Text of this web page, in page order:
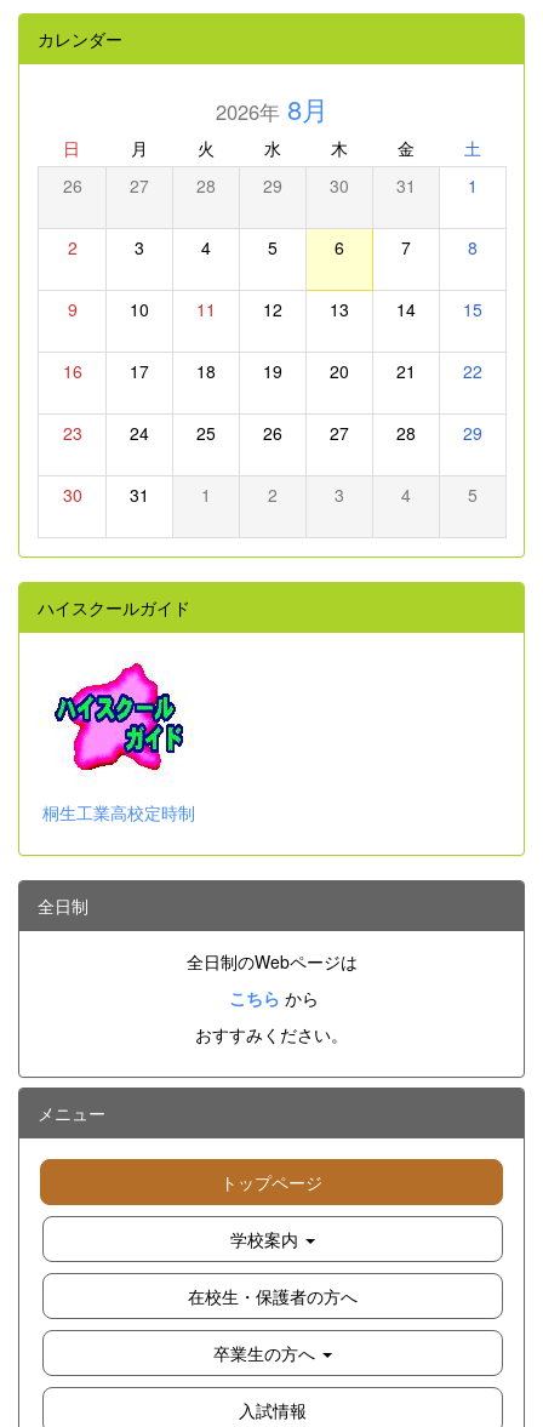
カレンダー
2026年8月
日 月 火 水 木 金 土
26 27 28 29 30 31 1
2 3 4 5 6 7 8
9 10 11 12 13 14 15
16 17 18 19 20 21 22
23 24 25 26 27 28 29
30 31 1 2 3 4 5
ハイスクールガイド
桐生工業高校定時制
全日制
全日制のWebページは
こちら から
おすすみください。
メニュー
トップページ
学校案内
在校生・保護者の方へ
卒業生の方へ
入試情報